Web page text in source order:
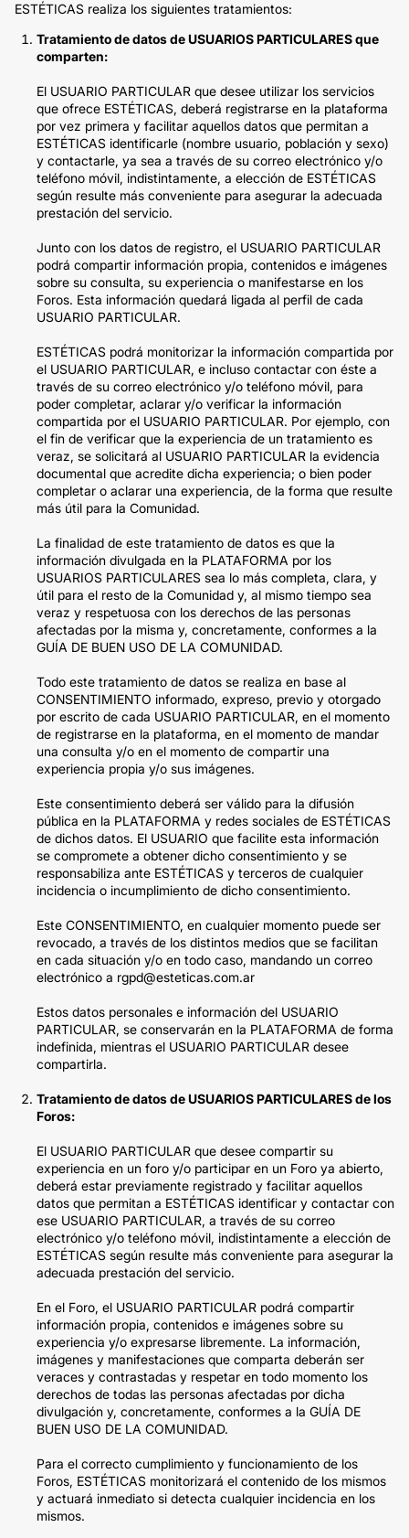
ESTÉTICAS realiza los siguientes tratamientos:
Tratamiento de datos de USUARIOS PARTICULARES que
comparten:
El USUARIO PARTICULAR que desee utilizar los servicios
que ofrece ESTÉTICAS, deberá registrarse en la plataforma
por vez primera y facilitar aquellos datos que permitan a
ESTÉTICAS identificarle (nombre usuario, población y sexo)
y contactarle, ya sea a través de su correo electrónico y/o
teléfono móvil, indistintamente, a elección de ESTÉTICAS
según resulte más conveniente para asegurar la adecuada
prestación del servicio.
Junto con los datos de registro, el USUARIO PARTICULAR
podrá compartir información propia, contenidos e imágenes
sobre su consulta, su experiencia o manifestarse en los
Foros. Esta información quedará ligada al perfil de cada
USUARIO PARTICULAR.
ESTÉTICAS podrá monitorizar la información compartida por
el USUARIO PARTICULAR, e incluso contactar con éste a
través de su correo electrónico y/o teléfono móvil, para
poder completar, aclarar y/o verificar la información
compartida por el USUARIO PARTICULAR. Por ejemplo, con
el fin de verificar que la experiencia de un tratamiento es
veraz, se solicitará al USUARIO PARTICULAR la evidencia
documental que acredite dicha experiencia; o bien poder
completar o aclarar una experiencia, de la forma que resulte
más útil para la Comunidad.
La finalidad de este tratamiento de datos es que la
información divulgada en la PLATAFORMA por los
USUARIOS PARTICULARES sea lo más completa, clara, y
útil para el resto de la Comunidad y, al mismo tiempo sea
veraz y respetuosa con los derechos de las personas
afectadas por la misma y, concretamente, conformes a la
GUÍA DE BUEN USO DE LA COMUNIDAD.
Todo este tratamiento de datos se realiza en base al
CONSENTIMIENTO informado, expreso, previo y otorgado
por escrito de cada USUARIO PARTICULAR, en el momento
de registrarse en la plataforma, en el momento de mandar
una consulta y/o en el momento de compartir una
experiencia propia y/o sus imágenes.
Este consentimiento deberá ser válido para la difusión
pública en la PLATAFORMA y redes sociales de ESTÉTICAS
de dichos datos. El USUARIO que facilite esta información
se compromete a obtener dicho consentimiento y se
responsabiliza ante ESTÉTICAS y terceros de cualquier
incidencia o incumplimiento de dicho consentimiento.
Este CONSENTIMIENTO, en cualquier momento puede ser
revocado, a través de los distintos medios que se facilitan
en cada situación y/o en todo caso, mandando un correo
electrónico a rgpd@esteticas.com.ar
Estos datos personales e información del USUARIO
PARTICULAR, se conservarán en la PLATAFORMA de forma
indefinida, mientras el USUARIO PARTICULAR desee
compartirla.
Tratamiento de datos de USUARIOS PARTICULARES de los
Foros:
El USUARIO PARTICULAR que desee compartir su
experiencia en un foro y/o participar en un Foro ya abierto,
deberá estar previamente registrado y facilitar aquellos
datos que permitan a ESTÉTICAS identificar y contactar con
ese USUARIO PARTICULAR, a través de su correo
electrónico y/o teléfono móvil, indistintamente a elección de
ESTÉTICAS según resulte más conveniente para asegurar la
adecuada prestación del servicio.
En el Foro, el USUARIO PARTICULAR podrá compartir
información propia, contenidos e imágenes sobre su
experiencia y/o expresarse libremente. La información,
imágenes y manifestaciones que comparta deberán ser
veraces y contrastadas y respetar en todo momento los
derechos de todas las personas afectadas por dicha
divulgación y, concretamente, conformes a la GUÍA DE
BUEN USO DE LA COMUNIDAD.
Para el correcto cumplimiento y funcionamiento de los
Foros, ESTÉTICAS monitorizará el contenido de los mismos
y actuará inmediato si detecta cualquier incidencia en los
mismos.